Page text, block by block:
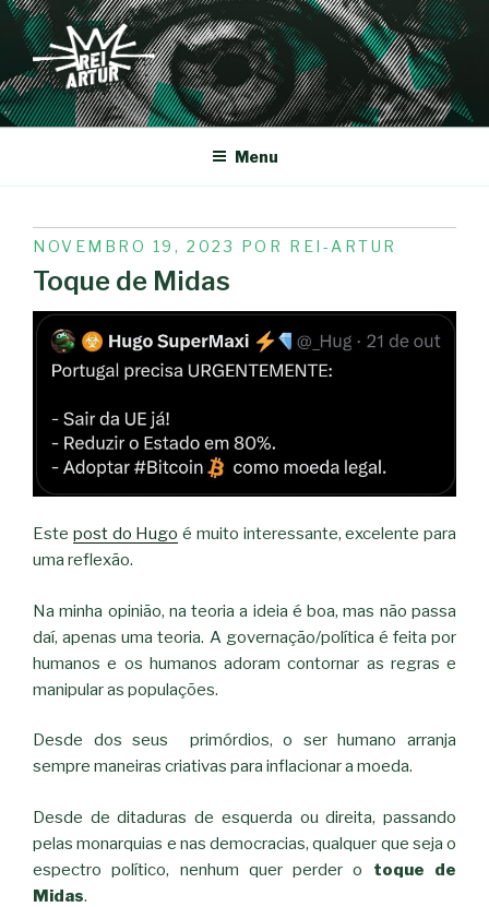
Saltar
para
conteúdo
REI-ARTUR
Menu
PUBLICADO
EM
NOVEMBRO 19, 2023 POR REI-ARTUR
Toque de Midas
Este post do Hugo é muito interessante, excelente para
uma reflexão.
Na minha opinião, na teoria a ideia é boa, mas não passa
daí, apenas uma teoria. A governação/política é feita por
humanos e os humanos adoram contornar as regras e
manipular as populações.
Desde dos seus primórdios, o ser humano arranja
sempre maneiras criativas para inflacionar a moeda.
Desde de ditaduras de esquerda ou direita, passando
pelas monarquias e nas democracias, qualquer que seja o
espectro político, nenhum quer perder o toque de
Midas.